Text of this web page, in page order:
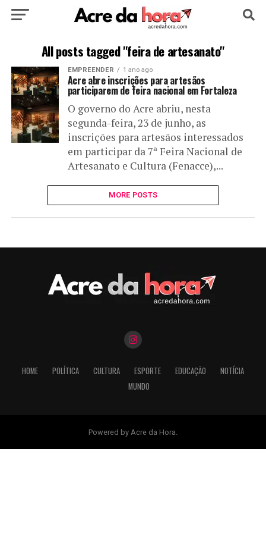
HOME POLÍTICA CULTURA ESPORTE
EDUCAÇÃO NOTÍCIA MUNDO
All posts tagged "feira de artesanato"
EMPREENDER 1 ano ago
Acre abre inscrições para artesãos
participarem de feira nacional em Fortaleza
O governo do Acre abriu, nesta
segunda-feira, 23 de junho, as
inscrições para artesãos interessados
em participar da 7ª Feira Nacional de
Artesanato e Cultura (Fenacce),...
MORE POSTS
HOME POLÍTICA CULTURA ESPORTE EDUCAÇÃO
NOTÍCIA
MUNDO
Powered by Acre da Hora.